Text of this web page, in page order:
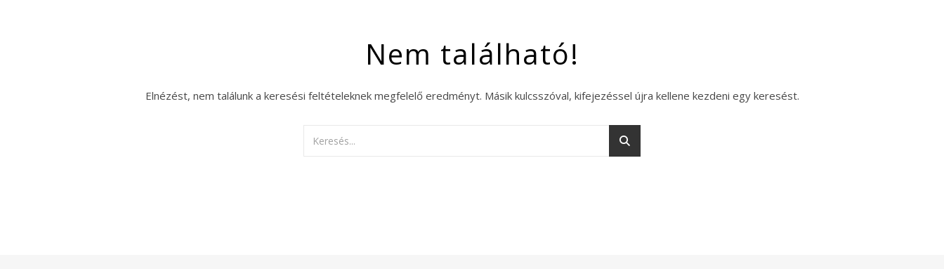
Nem található!
Elnézést, nem találunk a keresési feltételeknek megfelelő eredményt. Másik kulcsszóval, kifejezéssel újra kellene kezdeni egy keresést.